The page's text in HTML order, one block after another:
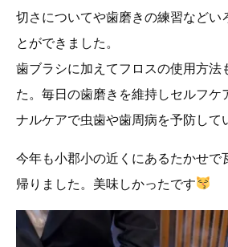
切さについてや歯磨きの練習などい
とができました。
歯ブラシに加えてフロスの使用方法
た。毎日の歯磨きを維持しセルフケ
ナルケアで虫歯や歯周病を予防して
今年も小郡小の近くにあるたかせで
帰りました。美味しかったです